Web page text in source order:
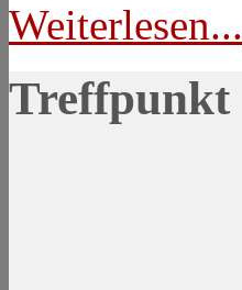
Weiterlesen...
Treffpunkt